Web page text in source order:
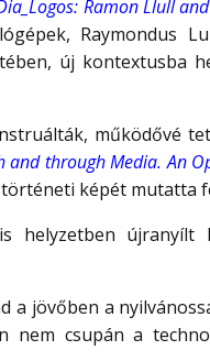
Ramon Llull
Raymondus
új kontextusba
működővé
through Media. An
képét mutatta
helyzetben újranyílt
a jövőben a
nem csupán a